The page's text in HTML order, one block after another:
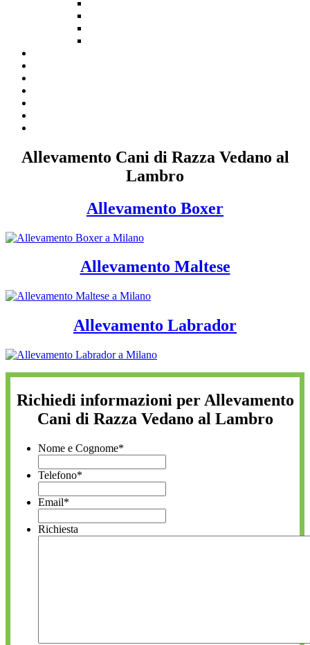
Allevamento Cani di Razza Vedano al
Lambro
Allevamento Boxer
Allevamento Maltese
Allevamento Labrador
Richiedi informazioni per Allevamento
Cani di Razza Vedano al Lambro
Nome e Cognome*
Telefono*
Email*
Richiesta